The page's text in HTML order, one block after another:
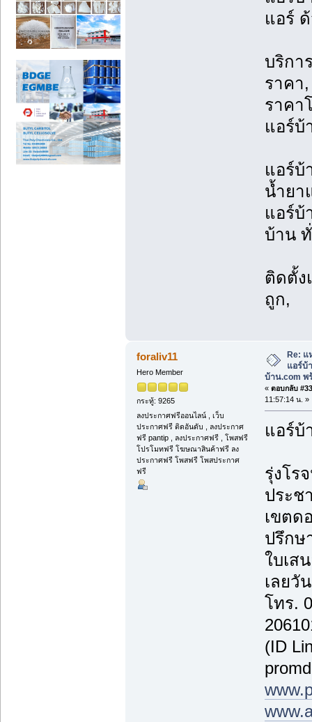
แอร์
บริกา
ราคา
ราคา
แอร์บ้
แอร์บ้
น้ำยา
แอร์บ้
บ้าน
ติดตั้ง
ถูก,
foraliv11
Hero Member
กระทู้: 9265
ลงประกาศฟรีออนไลน์ , เว็บ
ประกาศฟรี ติดอันดับ , ลงประกาศ
ฟรี pantip , ลงประกาศฟรี , โพสฟรี
โปรโมทฟรี โฆษณาสินค้าฟรี ลง
ประกาศฟรี โพสฟรี โพสประกาศ
ฟรี
Re: แ
แอร์บ้
บ้าน.com พ
« ตอบกลับ
11:57:14 น. »
แอร์บ้
รุ่งโร
ประช
เขตด
ปรึกษ
ใบเส
เลยวั
โทร.
(ID